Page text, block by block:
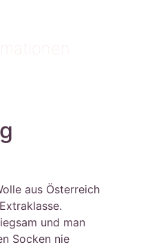
aus Österreich
und man
Socken nie